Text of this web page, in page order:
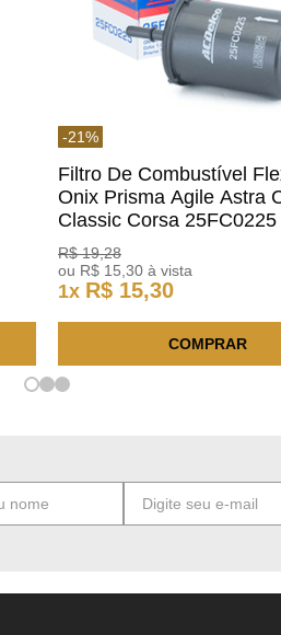
-21%
Filtro De Combustível
Onix Prisma Agile Astra
Classic Corsa 25FC0225
ACDelco
R$ 19,28
ou R$ 15 ,30 à vista
1x R$ 15,30
COMPRAR